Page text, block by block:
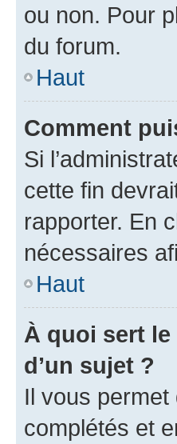
ou non. Pour
du forum.
Haut
Comment
Si
cette fin
rapporter. En
nécessaires
Haut
À quoi sert
d’un sujet ?
Il vous
complétés et